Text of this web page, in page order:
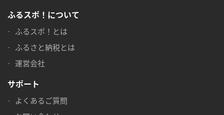
ふるスポ！について
ふるスポ！とは
ふるさと納税とは
運営会社
サポート
よくあるご質問